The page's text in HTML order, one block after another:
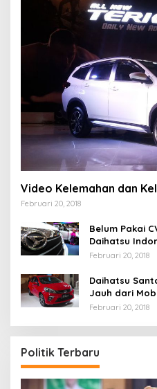
Video Kelemahan dan
Februari 20, 2018
Belum Pakai
Daihatsu
Februari 20, 2018
Daihatsu
Jauh dari
Februari 20, 2018
Politik Terbaru